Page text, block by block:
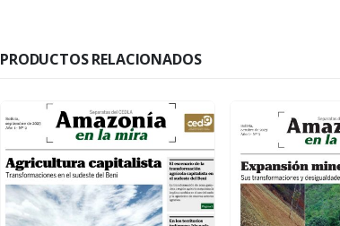
PRODUCTOS RELACIONADOS